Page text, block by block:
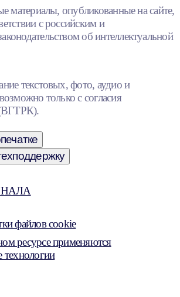
материалы, опубликованные на сайте,
с российским и
об интеллектуальной
текстовых, фото, аудио и
только с согласия
(ВГТРК).
файлов cookie
ресурсе применяются
технологии